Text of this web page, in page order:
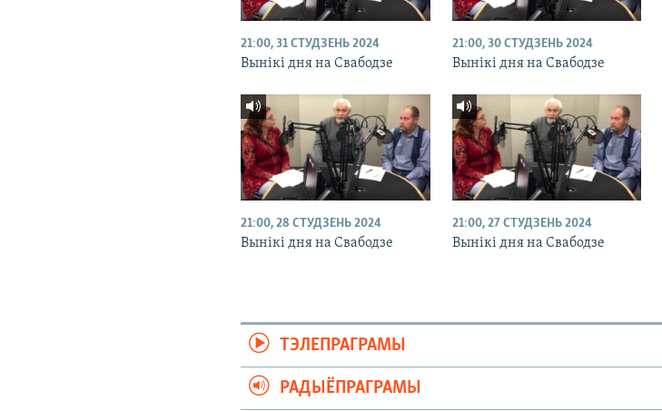
21:00, 31 СТУДЗЕНЬ 2024
Вынікі дня на Свабодзе
21:00, 30 СТУДЗЕНЬ 2024
Вынікі дня на Свабодзе
21:00, 28 СТУДЗЕНЬ 2024
Вынікі дня на Свабодзе
21:00, 27 СТУДЗЕНЬ 2024
Вынікі дня на Свабодзе
ТЭЛЕПРАГРАМЫ
РАДЫЁПРАГРАМЫ